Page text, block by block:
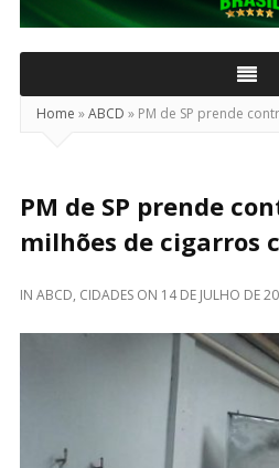
Home »ABCD » PM de SP prende
PM de SP prende
milhões de cigarros
IN ABCD, CIDADES ON 14 DE JULHO DE